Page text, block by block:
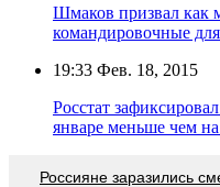
Шмаков призвал как
командировочные
19:33 Фев. 18, 2015
Росстат
январе меньше чем
Россияне заразились